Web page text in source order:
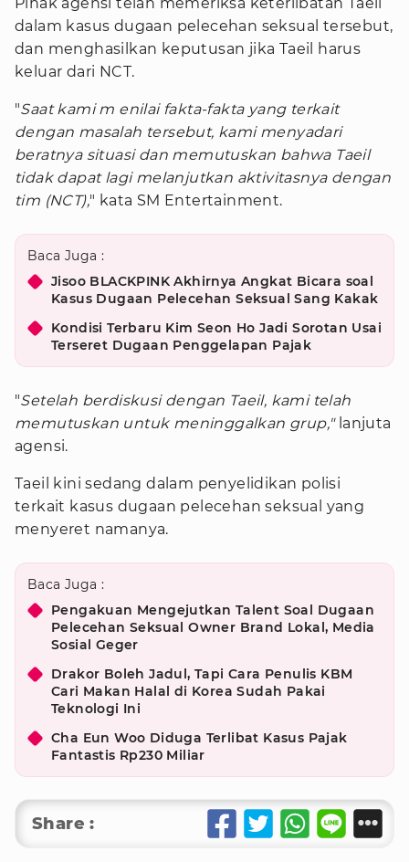
dalam kasus dugaan pelecehan seksual tersebut,
dan menghasilkan keputusan jika Taeil harus
keluar dari NCT.
"Saat kami m enilai fakta-fakta yang terkait
dengan masalah tersebut, kami menyadari
beratnya situasi dan memutuskan bahwa Taeil
tidak dapat lagi melanjutkan aktivitasnya dengan
tim (NCT)," kata SM Entertainment.
Baca Juga :
Jisoo BLACKPINK Akhirnya Angkat Bicara soal
Kasus Dugaan Pelecehan Seksual Sang Kakak
Kondisi Terbaru Kim Seon Ho Jadi Sorotan Usai
Terseret Dugaan Penggelapan Pajak
"Setelah berdiskusi dengan Taeil, kami telah
memutuskan untuk meninggalkan grup,"lanjuta
agensi.
Taeil kini sedang dalam penyelidikan polisi
terkait kasus dugaan pelecehan seksual yang
menyeret namanya.
Baca Juga :
Pengakuan Mengejutkan Talent Soal Dugaan
Pelecehan Seksual Owner Brand Lokal, Media
Sosial Geger
Drakor Boleh Jadul, Tapi Cara Penulis KBM
Cari Makan Halal di Korea Sudah Pakai
Teknologi Ini
Cha Eun Woo Diduga Terlibat Kasus Pajak
Fantastis Rp230 Miliar
Share :